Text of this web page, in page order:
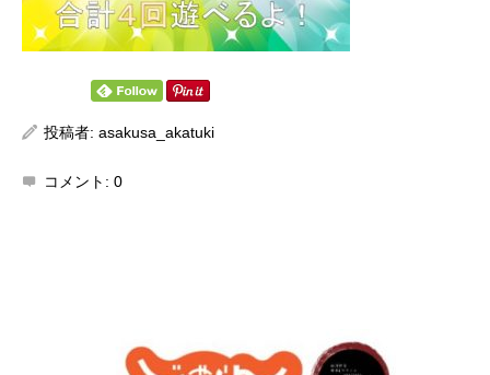
投稿者: asakusa_akatuki
コメント: 0